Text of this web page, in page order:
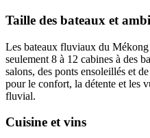
Taille des bateaux et
Les bateaux fluviaux du
seulement 8 à 12 cabines à des
salons, des ponts ensoleillés et
pour le confort, la détente et les
fluvial.
Cuisine et vins